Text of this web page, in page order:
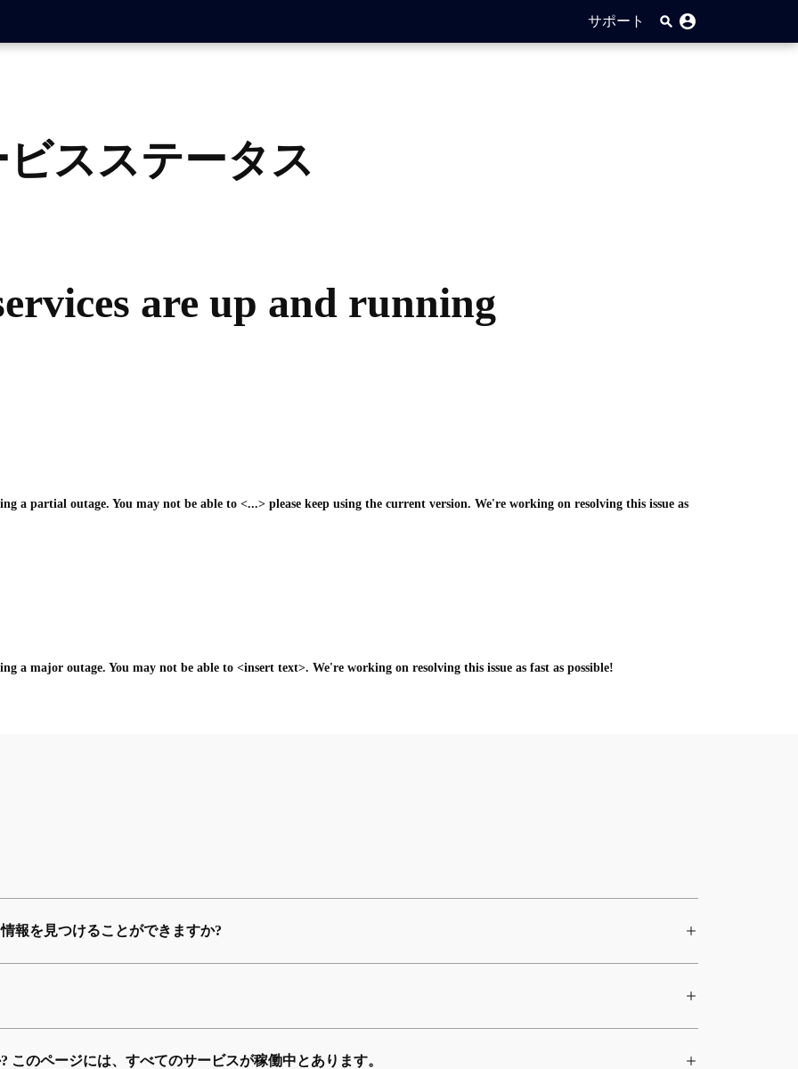
サポート
スステータス
are up and running
a partial outage. You may not be able to <...> please keep using the current version. We're working on resolving this issue as
a major outage. You may not be able to <insert text>. We're working on resolving this issue as fast as possible!
報を見つけることができますか?
のページには、すべてのサービスが稼働中とあります。